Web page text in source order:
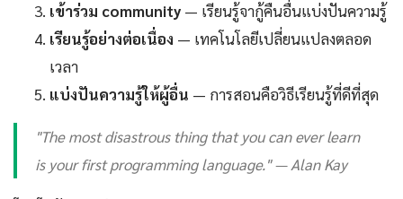
เข้าร่วม community — เรียนรู้จากู้คืนอื่นแบ่งปันความรู้
เรียนรู้อย่างต่อเนื่อง — เทคโนโลยีเปลี่ยนแปลงตลอด
เวลา
แบ่งปันความรู้ให้ผู้อื่น — การสอนคือวิธีเรียนรู้ที่ดีที่สุด
"The most disastrous thing that you can ever learn
is your first programming language." — Alan Kay